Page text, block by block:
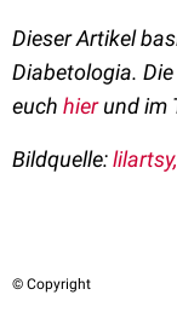
Dieser Artikel
Diabetologia.
euch hierund im
Bildquelle:
© Copyright